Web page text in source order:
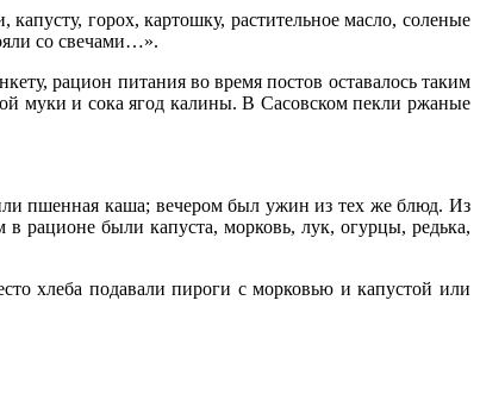
горох, картошку, растительное масло, соленые
со свечами…».
рацион питания во время постов оставалось таким
муки и сока ягод калины. В Сасовском пекли ржаные
пшенная каша; вечером был ужин из тех же блюд. Из
рационе были капуста, морковь, лук, огурцы, редька,
хлеба подавали пироги с морковью и капустой или